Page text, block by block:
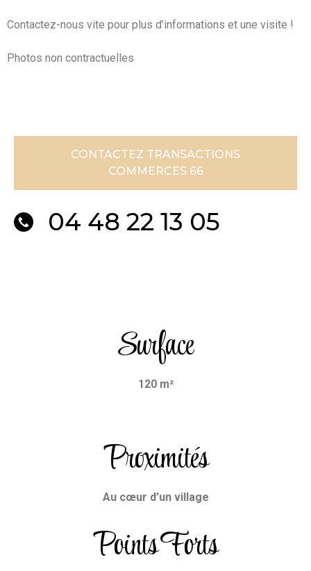
Contactez-nous vite pour plus d’informations et une visite !
Photos non contractuelles
CONTACTEZ TRANSACTIONS
COMMERCES 66
04 48 22 13 05
Surface
120 m²
Proximités
Au cœur d’un village
Points Forts